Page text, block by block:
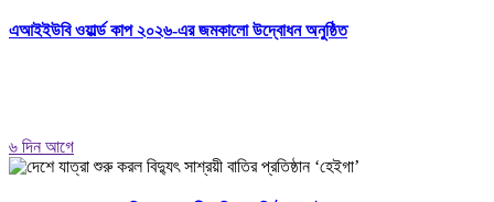
এআইইউবি ওয়ার্ল্ড কাপ ২০২৬-এর জমকালো উদ্বোধন অনুষ্ঠিত
৬ দিন আগে